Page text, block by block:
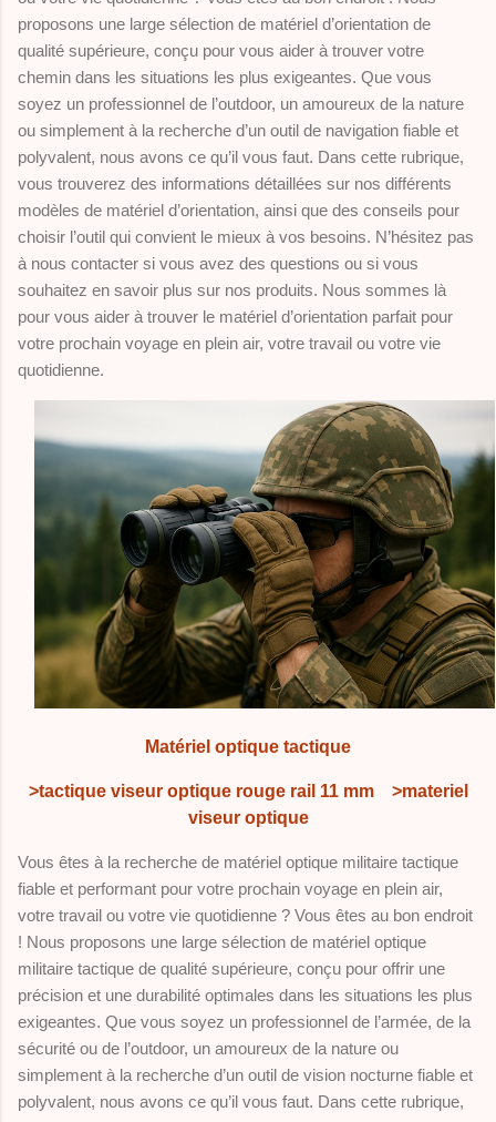
proposons une large sélection de matériel d’orientation de
qualité supérieure, conçu pour vous aider à trouver votre
chemin dans les situations les plus exigeantes. Que vous
soyez un professionnel de l’outdoor, un amoureux de la nature
ou simplement à la recherche d’un outil de navigation fiable et
polyvalent, nous avons ce qu’il vous faut. Dans cette rubrique,
vous trouverez des informations détaillées sur nos différents
modèles de matériel d’orientation, ainsi que des conseils pour
choisir l’outil qui convient le mieux à vos besoins. N’hésitez pas
à nous contacter si vous avez des questions ou si vous
souhaitez en savoir plus sur nos produits. Nous sommes là
pour vous aider à trouver le matériel d’orientation parfait pour
votre prochain voyage en plein air, votre travail ou votre vie
quotidienne.
Matériel optique tactique
>tactique viseur optique rouge rail 11 mm
>materiel
viseur optique
Vous êtes à la recherche de matériel optique militaire tactique
fiable et performant pour votre prochain voyage en plein air,
votre travail ou votre vie quotidienne ? Vous êtes au bon endroit
! Nous proposons une large sélection de matériel optique
militaire tactique de qualité supérieure, conçu pour offrir une
précision et une durabilité optimales dans les situations les plus
exigeantes. Que vous soyez un professionnel de l’armée, de la
sécurité ou de l’outdoor, un amoureux de la nature ou
simplement à la recherche d’un outil de vision nocturne fiable et
polyvalent, nous avons ce qu’il vous faut. Dans cette rubrique,